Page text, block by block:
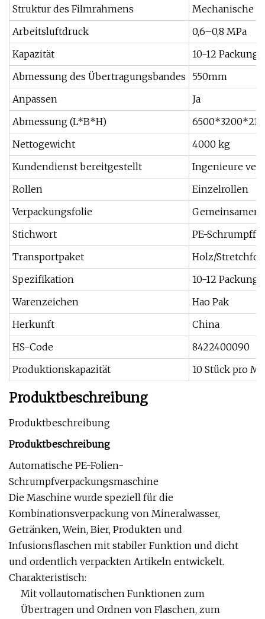
Struktur des Filmrahmens
Mechanische
Arbeitsluftdruck
0,6–0,8 MPa
Kapazität
10-12
Abmessung des Übertragungsbandes
550mm
Anpassen
Ja
Abmessung (L*B*H)
Nettogewicht
4000 kg
Kundendienst bereitgestellt
Ingenieure
Rollen
Einzelrollen
Verpackungsfolie
Gemeinsamer
Stichwort
PE-
Transportpaket
Holz/
Spezifikation
10-12
Warenzeichen
Hao Pak
Herkunft
China
HS-Code
8422400090
Produktionskapazität
10 Stück pro
Produktbeschreibung
Produktbeschreibung
Produktbeschreibung
Automatische PE-Folien-
Schrumpfverpackungsmaschine
Die Maschine wurde speziell für die
Kombinationsverpackung von Mineralwasser,
Getränken, Wein, Bier, Produkten und
Infusionsflaschen mit stabiler Funktion und dicht
und ordentlich verpackten Artikeln entwickelt.
Charakteristisch:
Mit vollautomatischen Funktionen zum
Übertragen und Ordnen von Flaschen, zum